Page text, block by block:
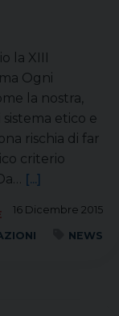
la XIII
Ogni
la nostra,
etico e
rischia di far
criterio
[...]
16 Dicembre 2015
NEWS